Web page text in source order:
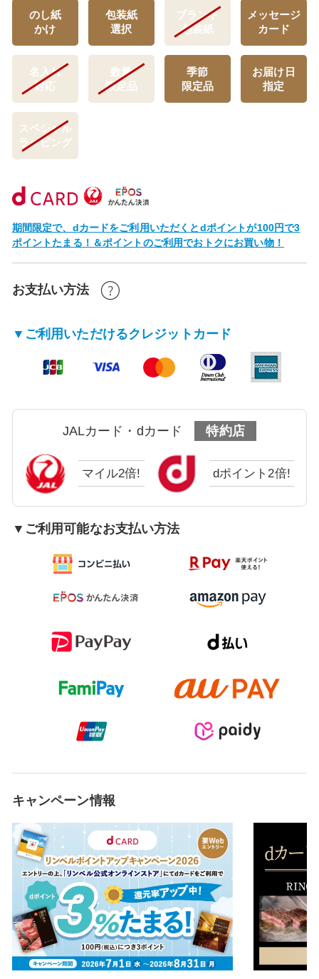
のし紙
かけ
包装紙
選択
ブランド
包装紙
メッセージ
カード
名入れ
対応
数量
限定品
季節
限定品
お届け日
指定
スペシャル
ラッピング
期間限定で、dカードをご利用いただくとdポイントが100円で3
ポイントたまる！＆ポイントのご利用でおトクにお買い物！
お支払い方法
▼ご利用いただけるクレジットカード
JALカード・dカード 特約店
マイル2倍! dポイント2倍!
▼ご利用可能なお支払い方法
キャンペーン情報